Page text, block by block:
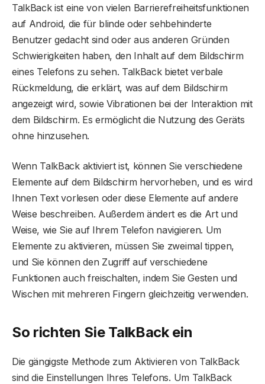
TalkBack ist eine von vielen Barrierefreiheitsfunktionen
auf Android, die für blinde oder sehbehinderte
Benutzer gedacht sind oder aus anderen Gründen
Schwierigkeiten haben, den Inhalt auf dem Bildschirm
eines Telefons zu sehen. TalkBack bietet verbale
Rückmeldung, die erklärt, was auf dem Bildschirm
angezeigt wird, sowie Vibrationen bei der Interaktion mit
dem Bildschirm. Es ermöglicht die Nutzung des Geräts
ohne hinzusehen.
Wenn TalkBack aktiviert ist, können Sie verschiedene
Elemente auf dem Bildschirm hervorheben, und es wird
Ihnen Text vorlesen oder diese Elemente auf andere
Weise beschreiben. Außerdem ändert es die Art und
Weise, wie Sie auf Ihrem Telefon navigieren. Um
Elemente zu aktivieren, müssen Sie zweimal tippen,
und Sie können den Zugriff auf verschiedene
Funktionen auch freischalten, indem Sie Gesten und
Wischen mit mehreren Fingern gleichzeitig verwenden.
So richten Sie TalkBack ein
Die gängigste Methode zum Aktivieren von TalkBack
sind die Einstellungen Ihres Telefons. Um TalkBack